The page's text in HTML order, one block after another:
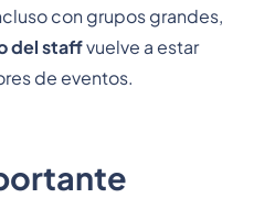
con grupos grandes,
del staffvuelve a estar
de eventos.